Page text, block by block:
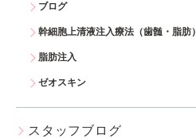
ブログ
幹細胞上清液注入療法（歯髄・脂肪）
脂肪注入
ゼオスキン
スタッフブログ